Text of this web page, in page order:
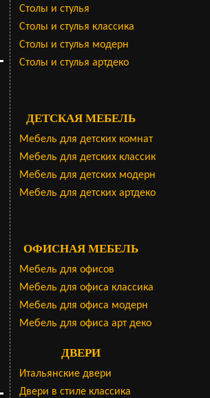
Столы и стулья
Столы и стулья классика
Столы и стулья модерн
Столы и стулья артдеко
ДЕТСКАЯ МЕБЕЛЬ
Мебель для детских комнат
Мебель для детских классик
Мебель для детских модерн
Мебель для детских артдеко
ОФИСНАЯ МЕБЕЛЬ
Мебель для офисов
Мебель для офиса классика
Мебель для офиса модерн
Мебель для офиса арт деко
ДВЕРИ
Итальянские двери
Двери в стиле классика